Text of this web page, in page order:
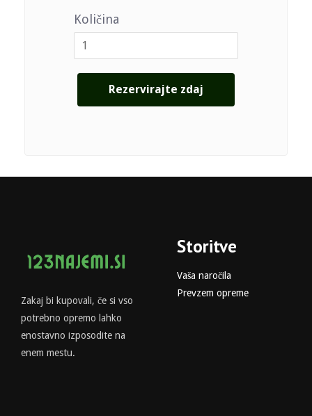
Količina
Zakaj bi kupovali, če si vso
potrebno opremo lahko
enostavno izposodite na
enem mestu.
Storitve
Vaša naročila
Prevzem opreme